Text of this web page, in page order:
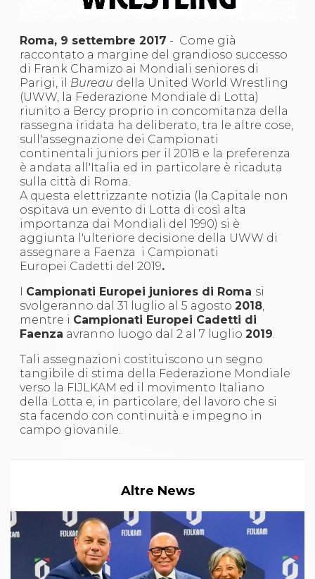
S'istrumpa
Calendario Attività
Difesa Personale MGA
La disciplina
News
Merchandising
Mappa del sito
Cerca
Contatti
News
Cookies Accept
Newsletter
Catalogo formativo
Webinar
Corsi Monotematici
Corsi di Specializzazione
Corsi FIJLKAM-FISDIR
Corsi Preparatore Fisico
Corso dirigenti sportivi
Corso Direttore di Gara
Abilitazioni
Sportello Fiscale
Modulistica
FAQ
Quesiti fiscali
Sostenibilità
Documenti
Roma, 9 settembre 2017 - Come già
raccontato a margine del grandioso successo
di Frank Chamizo ai Mondiali seniores di
Parigi, il Bureau della United World Wrestling
(UWW, la Federazione Mondiale di Lotta)
riunito a Bercy proprio in concomitanza della
rassegna iridata ha deliberato, tra le altre cose,
sull'assegnazione dei Campionati
continentali juniors per il 2018 e la preferenza
è andata all'Italia ed in particolare è ricaduta
sulla città di Roma.
A questa elettrizzante notizia (la Capitale non
ospitava un evento di Lotta di così alta
importanza dai Mondiali del 1990) si è
aggiunta l'ulteriore decisione della UWW di
assegnare a Faenza i Campionati
Europei Cadetti del 2019.
I Campionati Europei juniores di Roma si
svolgeranno dal 31 luglio al 5 agosto2018
mentre i Campionati Europei Cadetti di
Faenza avranno luogo dal 2 al 7 luglio2019
Tali assegnazioni costituiscono un segno
tangibile di stima della Federazione Mondiale
verso la FIJLKAM ed il movimento Italiano
della Lotta e, in particolare, del lavoro che si
sta facendo con continuità e impegno in
campo giovanile.
Altre News